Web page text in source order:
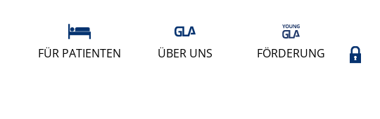
FÜR PATIENTEN ÜBER UNS FÖRDERUNG